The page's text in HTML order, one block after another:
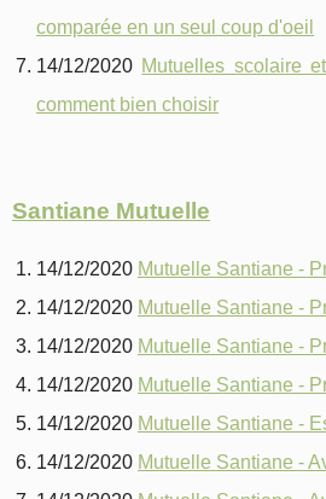
comparée en un seul coup d'oeil
14/12/2020 Mutuelles scolaire
comment bien choisir
Santiane Mutuelle
14/12/2020 Mutuelle Santiane -
14/12/2020 Mutuelle Santiane -
14/12/2020 Mutuelle Santiane -
14/12/2020 Mutuelle Santiane -
14/12/2020 Mutuelle Santiane -
14/12/2020 Mutuelle Santiane -